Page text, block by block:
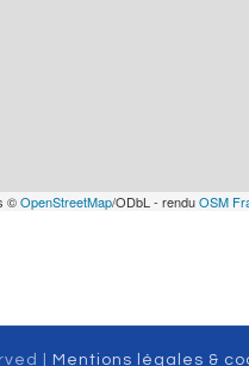
©OpenStreetMap/ODbL - renduOSM
| Mentions légales &